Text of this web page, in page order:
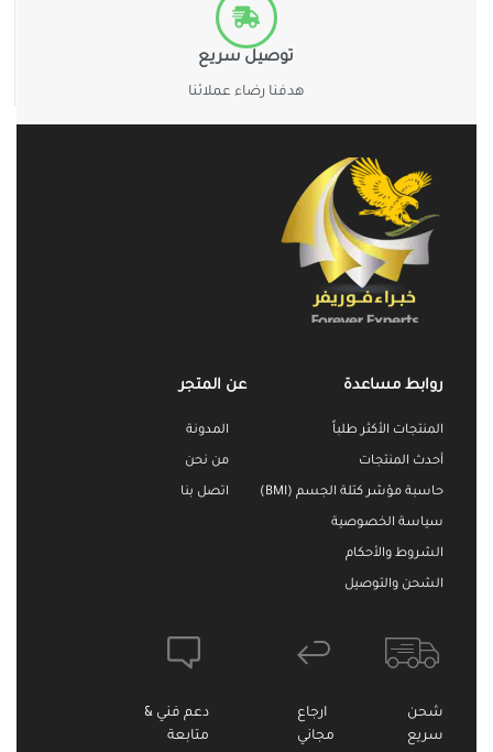
توصيل سريع
هدفنا رضاء عملائنا
روابط مساعدة
المنتجات الأكثر طلباً
أحدث المنتجات
حاسبة مؤشر كتلة الجسم (BMI)
سياسة الخصوصية
الشروط والأحكام
الشحن والتوصيل
عن المتجر
المدونة
من نحن
اتصل بنا
شحن
سريع
ارجاع
مجاني
دعم فني &
متابعة